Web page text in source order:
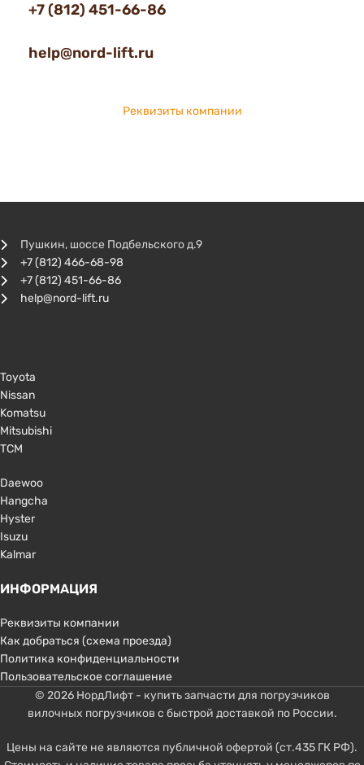
+7 (812) 451-66-86
help@nord-lift.ru
Реквизиты компании
Пушкин, шоссе Подбельского д.9
+7 (812) 466-68-98
+7 (812) 451-66-86
help@nord-lift.ru
Toyota
Nissan
Komatsu
Mitsubishi
TCM
Daewoo
Hangcha
Hyster
Isuzu
Kalmar
ИНФОРМАЦИЯ
Реквизиты компании
Как добраться (схема проезда)
Политика конфиденциальности
Пользовательское соглашение
© 2026 НордЛифт - купить запчасти для погрузчиков
вилочных погрузчиков с быстрой доставкой по России.
Цены на сайте не являются публичной офертой (ст.435 ГК РФ).